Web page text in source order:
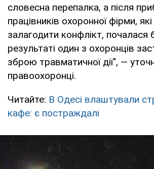
словесна перепалка, а після
працівників охоронної фірми,
залагодити конфлікт, почалася
результаті один з охоронців
зброю травматичної дії", —
правоохоронці.
Читайте: В Одесі влаштували
кафе: є постраждалі